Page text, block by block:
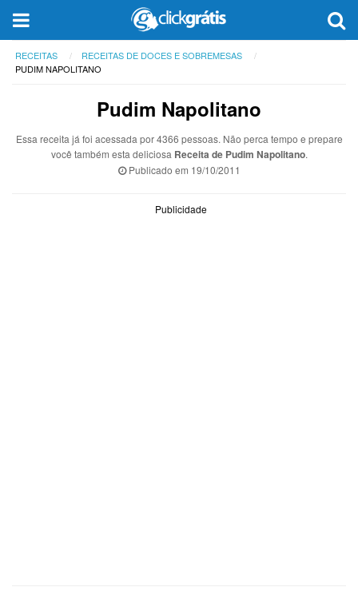
RECEITAS
RECEITAS DE DOCES E SOBREMESAS
PUDIM NAPOLITANO
Pudim Napolitano
Essa receita já foi acessada por 4366 pessoas. Não perca tempo e prepare
você também esta deliciosa Receita de Pudim Napolitano.
Publicado em 19/10/2011
Publicidade